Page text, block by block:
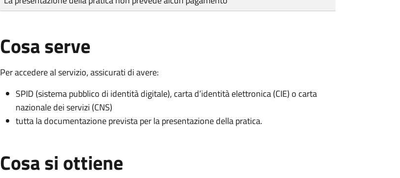
Cosa serve
Per accedere al servizio, assicurati di avere:
SPID (sistema pubblico di identità digitale), carta d’identità elettronica (CIE) o carta
nazionale dei servizi (CNS)
tutta la documentazione prevista per la presentazione della pratica.
Cosa si ottiene